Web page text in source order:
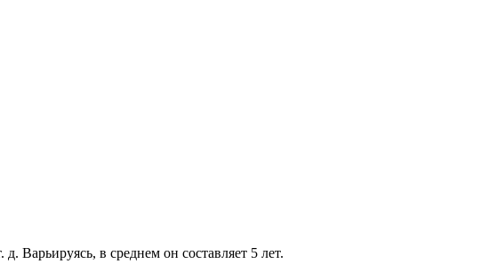
Варьируясь, в среднем он составляет 5 лет.